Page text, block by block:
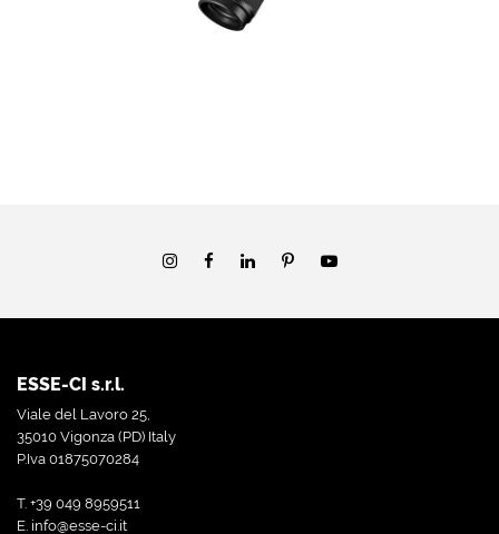
ESSE-CI s.r.l.
Viale del Lavoro 25,
35010 Vigonza (PD) Italy
P.Iva 01875070284
T. +39 049 8959511
E. info@esse-ci.it